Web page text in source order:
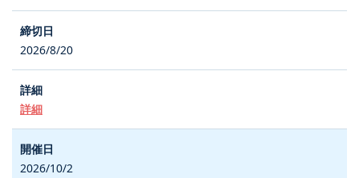
2026/8/20
詳細
2026/10/2